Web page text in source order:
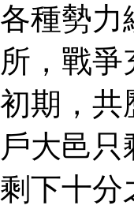
各種勢力
所，戰
初期，共
戶大邑
剩下十分